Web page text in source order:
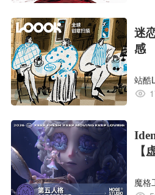
迷
感
站酷
【
魔格